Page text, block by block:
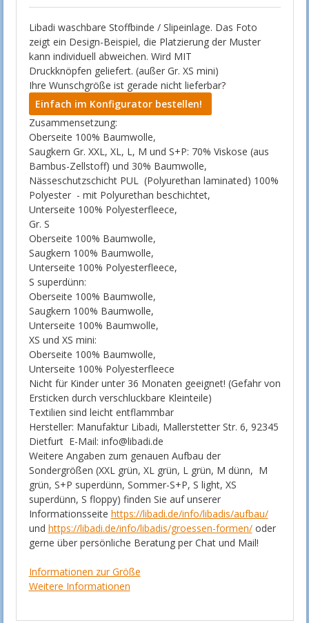
Libadi waschbare Stoffbinde / Slipeinlage. Das Foto
zeigt ein Design-Beispiel, die Platzierung der Muster
kann individuell abweichen. Wird MIT
Druckknöpfen geliefert. (außer Gr. XS mini)
Ihre Wunschgröße ist gerade nicht lieferbar?
Einfach im Konfigurator bestellen!
Zusammensetzung:
Oberseite 100% Baumwolle,
Saugkern Gr. XXL, XL, L, M und S+P: 70% Viskose (aus
Bambus-Zellstoff) und 30% Baumwolle,
Nässeschutzschicht PUL (Polyurethan laminated) 100%
Polyester - mit Polyurethan beschichtet,
Unterseite 100% Polyesterfleece,
Gr. S
Oberseite 100% Baumwolle,
Saugkern 100% Baumwolle,
Unterseite 100% Polyesterfleece,
S superdünn:
Oberseite 100% Baumwolle,
Saugkern 100% Baumwolle,
Unterseite 100% Baumwolle,
XS und XS mini:
Oberseite 100% Baumwolle,
Unterseite 100% Polyesterfleece
Nicht für Kinder unter 36 Monaten geeignet! (Gefahr von
Ersticken durch verschluckbare Kleinteile)
Textilien sind leicht entflammbar
Hersteller: Manufaktur Libadi, Mallerstetter Str. 6, 92345
Dietfurt E-Mail: info@libadi.de
Weitere Angaben zum genauen Aufbau der
Sondergrößen (XXL grün, XL grün, L grün, M dünn, M
grün, S+P superdünn, Sommer-S+P, S light, XS
superdünn, S floppy) finden Sie auf unserer
Informationsseite https://libadi.de/info/libadis/aufbau/
und https://libadi.de/info/libadis/groessen-formen/oder
gerne über persönliche Beratung per Chat und Mail!
Informationen zur Größe
Weitere Informationen